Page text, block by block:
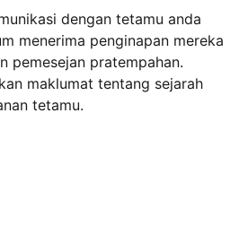
dengan tetamu anda
menerima penginapan mereka
pemesejan pratempahan.
maklumat tentang sejarah
tetamu.